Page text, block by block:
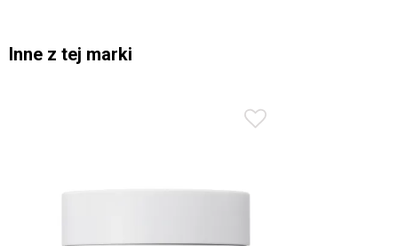
Inne z tej marki